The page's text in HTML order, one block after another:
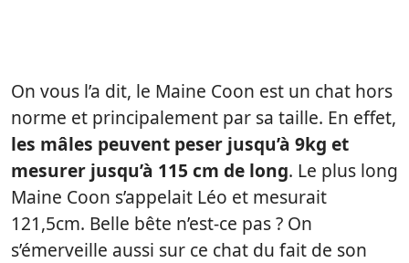
On vous l’a dit, le Maine Coon est un chat hors
norme et principalement par sa taille. En effet,
les mâles peuvent peser jusqu’à 9kg et
mesurer jusqu’à 115 cm de long. Le plus long
Maine Coon s’appelait Léo et mesurait
121,5cm. Belle bête n’est-ce pas ? On
s’émerveille aussi sur ce chat du fait de son